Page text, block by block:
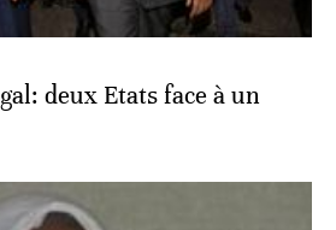
deux Etats face à un